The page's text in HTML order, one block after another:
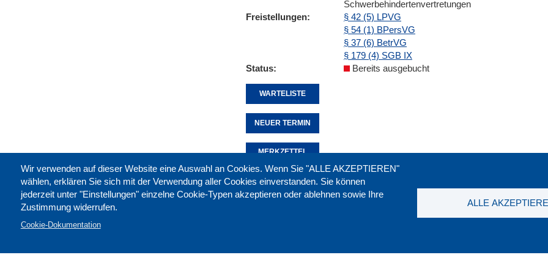
Schwerbehindertenvertretungen
Freistellungen
§ 42 (5) LPVG
§ 54 (1) BPersVG
§ 37 (6) BetrVG
§ 179 (4) SGB IX
Status
Bereits ausgebucht
WARTELISTE
NEUER TERMIN
MERKZETTEL
Wir verwenden auf dieser Website eine Auswahl an Cookies. Wenn Sie "ALLE AKZEPTIEREN"
wählen, erklären Sie sich mit der Verwendung aller Cookies einverstanden. Sie können
jederzeit unter "Einstellungen" einzelne Cookie-Typen akzeptieren oder ablehnen sowie Ihre
Zustimmung widerrufen.
Cookie-Dokumentation
ALLE
Diese Seite empfehlen: drucken: